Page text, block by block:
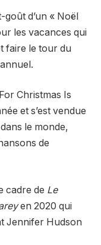
d’un « Noël
les vacances qui
faire le tour du
Christmas Is
et s’est vendue
le monde,
de
cadre de Le
en 2020 qui
Jennifer Hudson